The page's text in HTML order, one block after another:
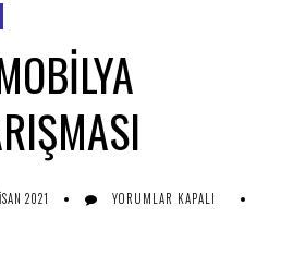
2021 YORUMLAR KAPALI